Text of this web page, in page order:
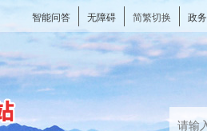
智能问答 无障碍 简繁切换 政